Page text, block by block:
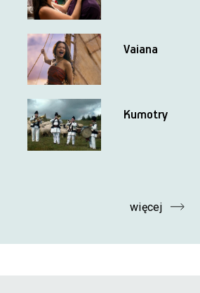
Vaiana
Kumotry
więcej